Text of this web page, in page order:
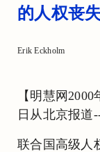
的人权丧
Erik Eckholm
【明慧网
日从北京报道
联合国高级人